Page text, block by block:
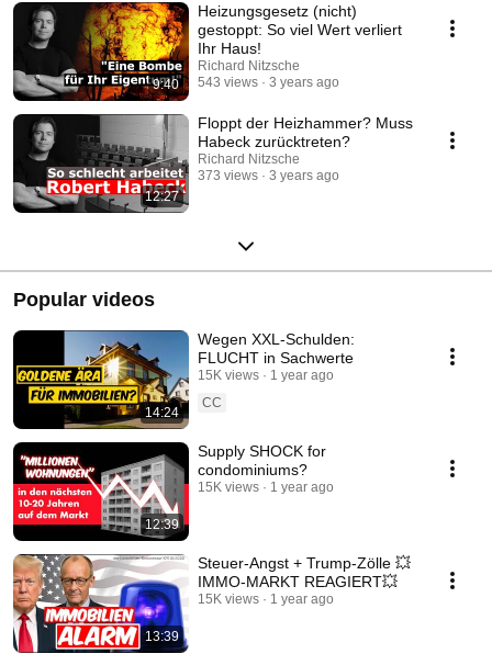
9:40
Heizungsgesetz (nicht)
gestoppt: So viel Wert verliert
Ihr Haus!
Richard Nitzsche
543 views
3 years ago
12:27
Floppt der Heizhammer? Muss
Habeck zurücktreten?
Richard Nitzsche
373 views
3 years ago
Popular videos
14:24
Wegen XXL-Schulden:
FLUCHT in Sachwerte
15K views
1 year ago
CC
12:39
Supply SHOCK for
condominiums?
15K views 1 year ago
13:39
Steuer-Angst + Trump-Zölle 💥
IMMO-MARKT REAGIERT💥
15K views 1 year ago